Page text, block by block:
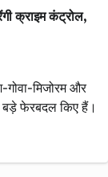
क्राइम कंट्रोल,
मिजोरम और
बड़े फेरबदल किए हैं।